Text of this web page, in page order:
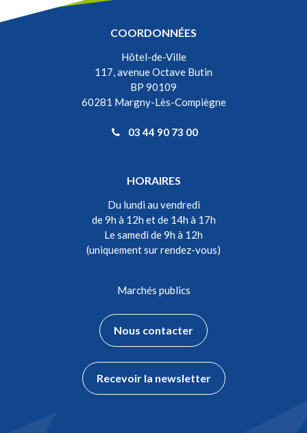
COORDONNÉES
Hôtel-de-Ville
117, avenue Octave Butin
BP 90109
60281 Margny-Lès-Compiègne
03 44 90 73 00
HORAIRES
Du lundi au vendredi
de 9h à 12h et de 14h à 17h
Le samedi de 9h à 12h
(uniquement sur rendez-vous)
Marchés publics
Nous contacter
Recevoir la newsletter